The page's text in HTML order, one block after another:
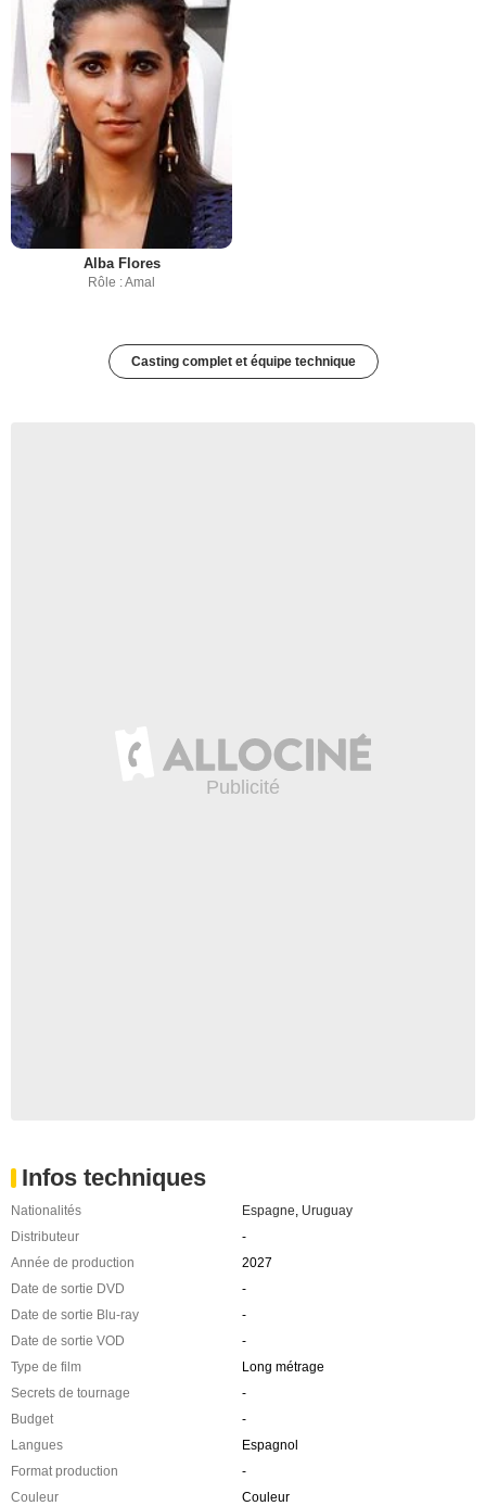
Alba Flores
Rôle : Amal
Casting complet et équipe technique
Infos techniques
Nationalités Espagne, Uruguay
Distributeur
-
Année de production
2027
Date de sortie DVD
-
Date de sortie Blu-ray
-
Date de sortie VOD
-
Type de film
Long métrage
Secrets de tournage
-
Budget
-
Langues
Espagnol
Format production
-
Couleur
Couleur